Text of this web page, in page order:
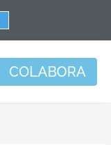
COLABORA